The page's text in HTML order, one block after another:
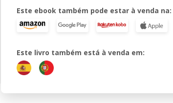
Este ebook também pode estar à venda na:
Este livro também está à venda em: